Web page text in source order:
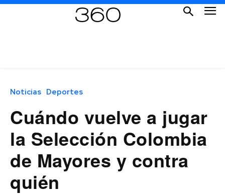
Noticias Deportes
Cuándo vuelve a jugar
la Selección Colombia
de Mayores y contra
quién